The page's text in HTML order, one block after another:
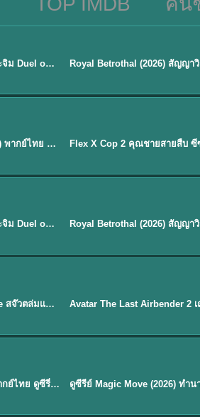
มังกรหยก ภาคมารบูรพาและพิษประจิม Duel on Mount Hua พากย์ไทย ★9
Our Sticky Love รักติดหนึบ (2026) พากย์ไทย ซับไทย EP.1-12 ★8
มังกรหยก ภาคมารบูรพาและพิษประจิม Duel on Mount Hua พากย์ไทย ★9
Stuart Fails to Save the Universe สจ๊วตล่มแผนกู้จักรวาล (2026) พากย์ไทย ซับไทย EP.1-10 ★7.8
EP.6เด็กใหม่ The Reset 2026 EP1-6 พากย์ไทย ดูซีรี่ย์ Netflix ล่าสุด HD